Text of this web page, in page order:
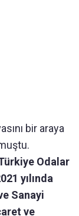
bir araya
Odalar
yılında
Sanayi
ve